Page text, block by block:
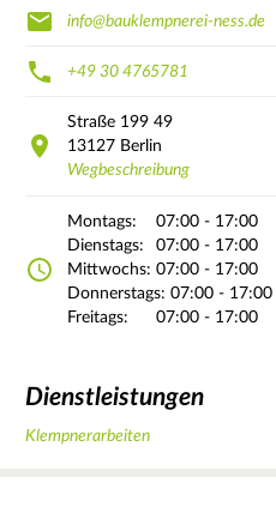
info@bauklempnerei-ness.de
+49 30 4765781
Straße 199 49
13127 Berlin
Wegbeschreibung
Montags:
07:00 - 17:00
Dienstags:
07:00 - 17:00
Mittwochs: 07:00 - 17:00
Donnerstags: 07:00 - 17:00
Freitags:
07:00 - 17:00
Dienstleistungen
Klempnerarbeiten